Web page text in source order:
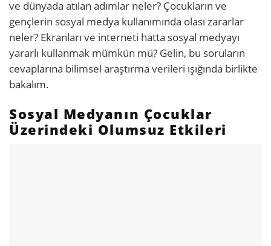
ve dünyada atılan adımlar neler? Çocukların ve
gençlerin sosyal medya kullanımında olası zararlar
neler? Ekranları ve interneti hatta sosyal medyayı
yararlı kullanmak mümkün mü? Gelin, bu soruların
cevaplarına bilimsel araştırma verileri ışığında birlikte
bakalım.
Sosyal Medyanın Çocuklar
Üzerindeki Olumsuz Etkileri